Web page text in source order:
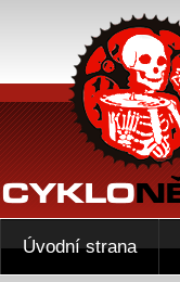
Úvodní strana